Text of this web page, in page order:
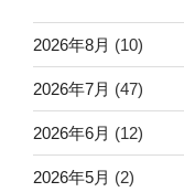
2026年8月 (10)
2026年7月 (47)
2026年6月 (12)
2026年5月 (2)